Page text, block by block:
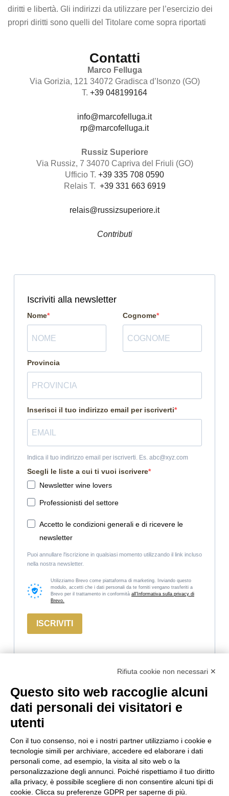
diritti e libertà. Gli indirizzi da utilizzare per l’esercizio dei
propri diritti sono quelli del Titolare come sopra riportati
Contatti
Marco Felluga
Via Gorizia, 121 34072 Gradisca d’Isonzo (GO)
T. +39 048199164
info@marcofelluga.it
rp@marcofelluga.it
Russiz Superiore
Via Russiz, 7 34070 Capriva del Friuli (GO)
Ufficio T. +39 335 708 0590
Relais T. +39 331 663 6919
relais@russizsuperiore.it
Contributi
Iscriviti alla newsletter
Nome Cognome
Provincia
Inserisci il tuo indirizzo email per iscriverti
Indica il tuo indirizzo email per iscriverti. Es. abc@xyz.com
Scegli le liste a cui ti vuoi iscrivere
Newsletter wine lovers
Professionisti del settore
Accetto le condizioni generali e di ricevere le
newsletter
Puoi annullare l'iscrizione in qualsiasi momento utilizzando il link incluso
nella nostra newsletter.
Utilizziamo Brevo come piattaforma di marketing. Inviando questo
modulo, accetti che i dati personali da te forniti vengano trasferiti a
Brevo per il trattamento in conformità all'Informativa sulla privacy di
Brevo.
ISCRIVITI
Marco
Felluga
Via Gorizia, 121
34072 Gradisca
d’Isonzo (GO)
T.+39 048199164
info@marcofelluga.it
Russiz
Superiore
34070 Capriva del
Friuli (GO)
Ufficio T.+39 335
708 0590
Relais T. +39 331
Area
Legale
Condizioni
Privacy Policy
Codice Etico
Cookie policy
Rifiuta cookie non necessari ✕
Questo sito web raccoglie alcuni
dati personali dei visitatori e
utenti
Con il tuo consenso, noi e i nostri partner utilizziamo i cookie e
tecnologie simili per archiviare, accedere ed elaborare i dati
personali come, ad esempio, la visita al sito web o la
personalizzazione degli annunci. Poiché rispettiamo il tuo diritto
alla privacy, è possibile scegliere di non consentire alcuni tipi di
cookie. Clicca su preferenze GDPR per saperne di più.